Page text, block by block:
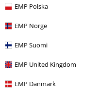
EMP Polska
EMP Norge
EMP Suomi
EMP United Kingdom
EMP Danmark
Strih
Šírka
Dĺžka
Príliš krátke
Overená recenzia